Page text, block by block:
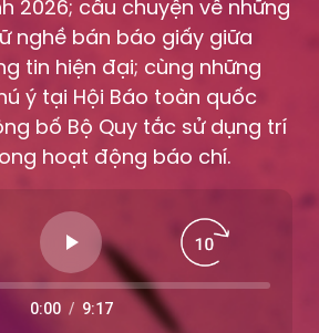
2026; câu chuyện về những
nghề bán báo giấy giữa
tin hiện đại; cùng những
ý tại Hội Báo toàn quốc
bố Bộ Quy tắc sử dụng trí
hoạt động báo chí.
0:00 / 9:17